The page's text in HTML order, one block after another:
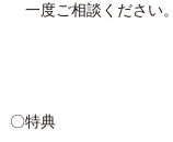
一度ご相談ください。
〇特典